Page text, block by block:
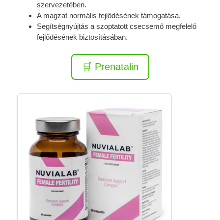
szervezetében.
A magzat normális fejlődésének támogatása.
Segítségnyújtás a szoptatott csecsemő megfelelő
fejlődésének biztosításában.
🛒 Prenatalin